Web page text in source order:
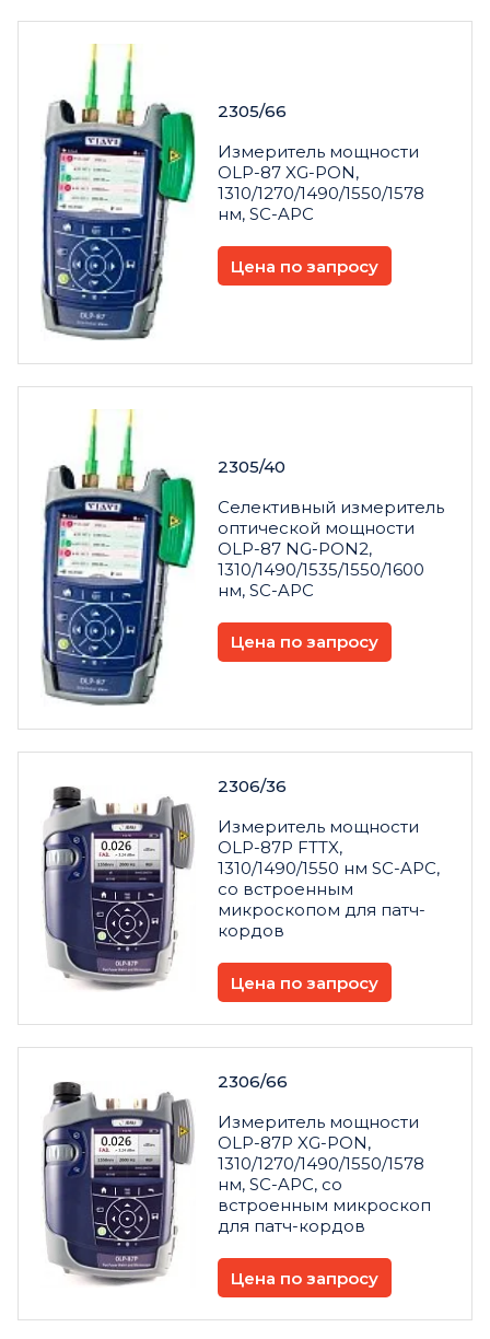
2305/66
Измеритель мощности
OLP-87 XG-PON,
1310/1270/1490/1550/1578
нм, SC-APC
Цена по запросу
2305/40
Селективный измеритель
оптической мощности
OLP-87 NG-PON2,
1310/1490/1535/1550/1600
нм, SC-APC
Цена по запросу
2306/36
Измеритель мощности
OLP-87P FTTX,
1310/1490/1550 нм SC-APC,
со встроенным
микроскопом для патч-
кордов
Цена по запросу
2306/66
Измеритель мощности
OLP-87P XG-PON,
1310/1270/1490/1550/1578
нм, SC-APC, со
встроенным микроскоп
для патч-кордов
Цена по запросу